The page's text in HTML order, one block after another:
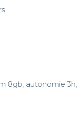
8gb, autonomie